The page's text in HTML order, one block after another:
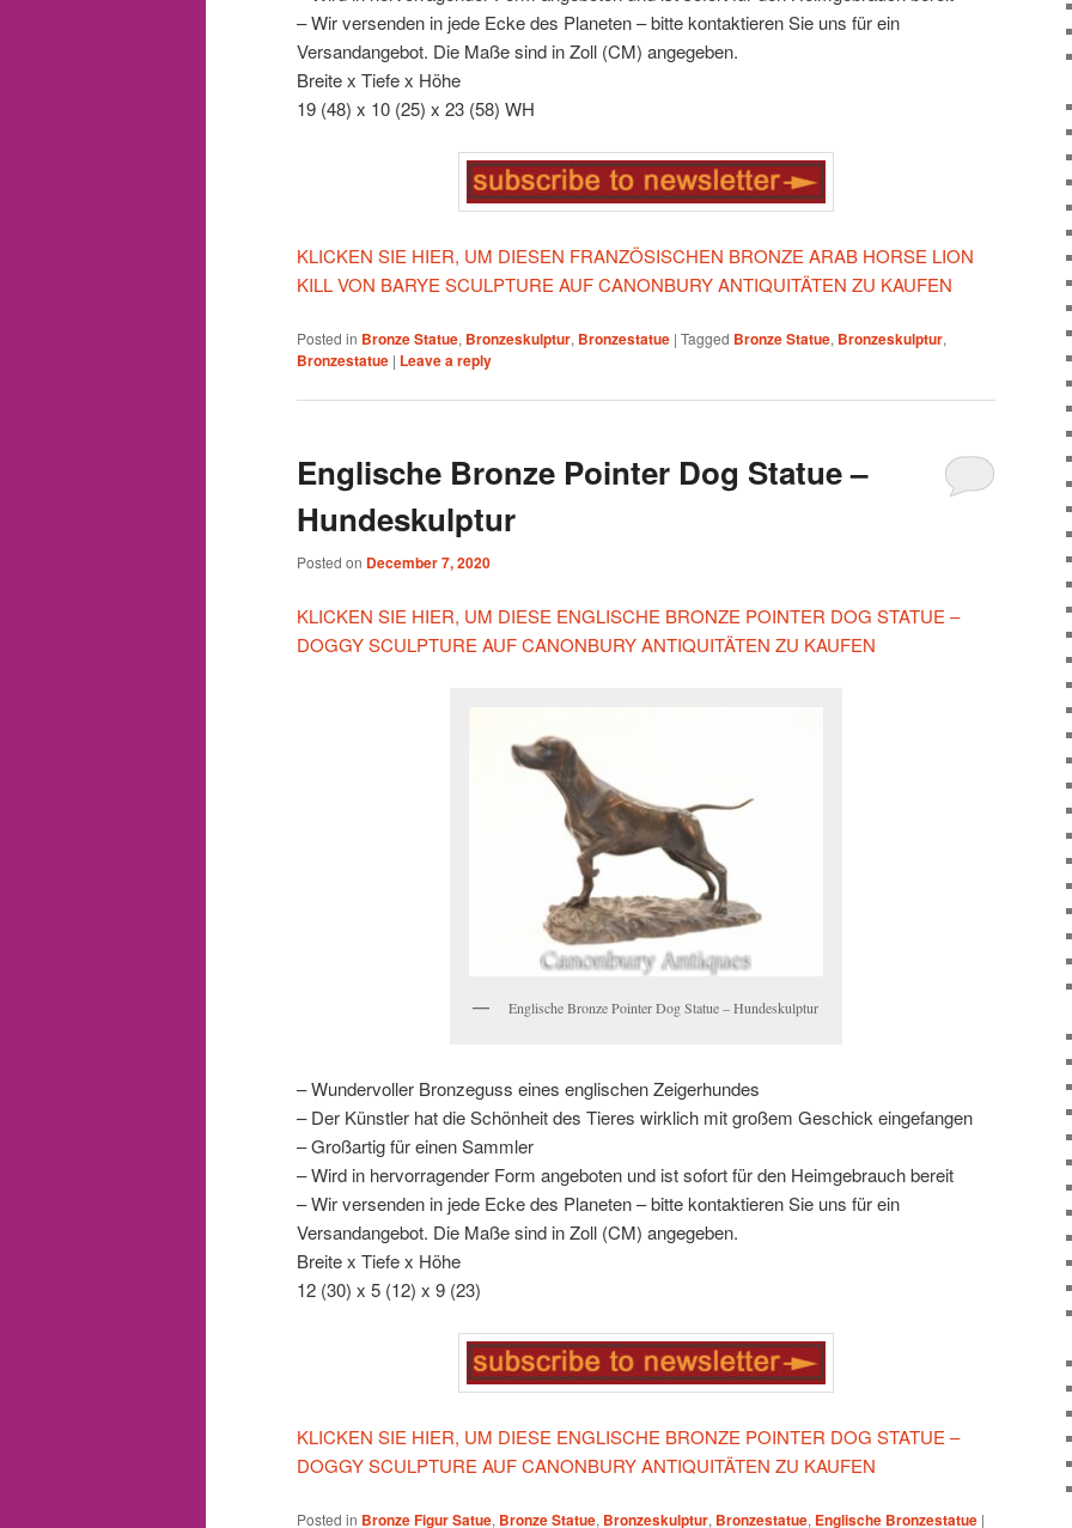
– Wir versenden in jede Ecke des Planeten – bitte kontaktieren Sie uns für ein
Versandangebot. Die Maße sind in Zoll (CM) angegeben.
Breite x Tiefe x Höhe
19 (48) x 10 (25) x 23 (58) WH
KLICKEN SIE HIER, UM DIESEN FRANZÖSISCHEN BRONZE ARAB HORSE LION
KILL VON BARYE SCULPTURE AUF CANONBURY ANTIQUITÄTEN ZU KAUFEN
Posted in Bronze Statue, Bronzeskulptur, Bronzestatue | Tagged Bronze Statue, Bronzeskulptur,
Bronzestatue | Leave a reply
Englische Bronze Pointer Dog Statue –
Hundeskulptur
Posted on December 7, 2020
KLICKEN SIE HIER, UM DIESE ENGLISCHE BRONZE POINTER DOG STATUE –
DOGGY SCULPTURE AUF CANONBURY ANTIQUITÄTEN ZU KAUFEN
Englische Bronze Pointer Dog Statue – Hundeskulptur
– Wundervoller Bronzeguss eines englischen Zeigerhundes
– Der Künstler hat die Schönheit des Tieres wirklich mit großem Geschick eingefangen
– Großartig für einen Sammler
– Wird in hervorragender Form angeboten und ist sofort für den Heimgebrauch bereit
– Wir versenden in jede Ecke des Planeten – bitte kontaktieren Sie uns für ein
Versandangebot. Die Maße sind in Zoll (CM) angegeben.
Breite x Tiefe x Höhe
12 (30) x 5 (12) x 9 (23)
KLICKEN SIE HIER, UM DIESE ENGLISCHE BRONZE POINTER DOG STATUE –
DOGGY SCULPTURE AUF CANONBURY ANTIQUITÄTEN ZU KAUFEN
Posted in Bronze Figur Satue, Bronze Statue, Bronzeskulptur, Bronzestatue, Englische Bronzestatue |